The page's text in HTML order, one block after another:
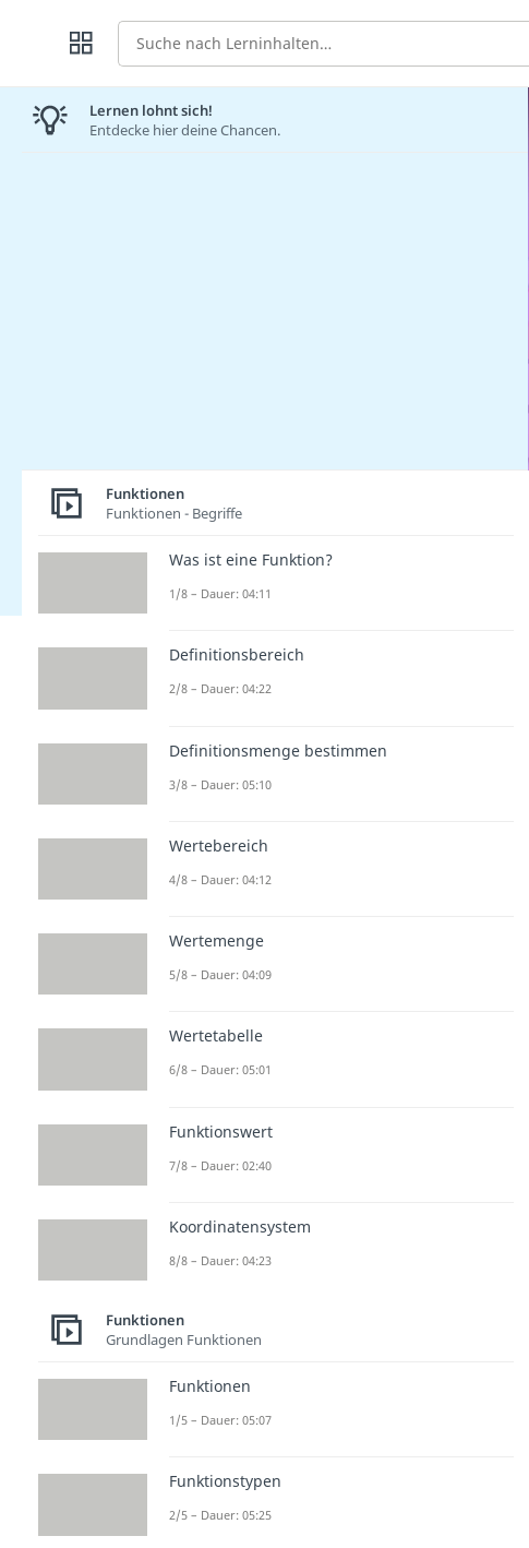
Suche
Lernen lohnt sich!
Entdecke hier deine Chancen.
Funktionen
Funktionen - Begriffe
Was ist eine Funktion?
1/8 – Dauer: 04:11
Definitionsbereich
2/8 – Dauer: 04:22
Definitionsmenge bestimmen
3/8 – Dauer: 05:10
Wertebereich
4/8 – Dauer: 04:12
Wertemenge
5/8 – Dauer: 04:09
Wertetabelle
6/8 – Dauer: 05:01
Funktionswert
7/8 – Dauer: 02:40
Koordinatensystem
8/8 – Dauer: 04:23
Funktionen
Grundlagen Funktionen
Funktionen
1/5 – Dauer: 05:07
Funktionstypen
2/5 – Dauer: 05:25